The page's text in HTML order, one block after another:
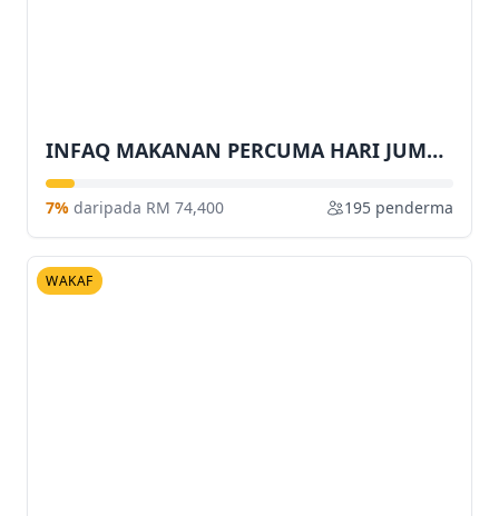
INFAQ MAKANAN PERCUMA HARI JUMAAT
7% daripada RM 74,400 195 penderma
WAKAF